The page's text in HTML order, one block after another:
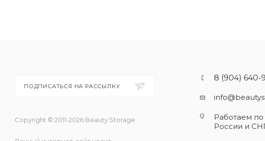
ПОДПИСАТЬСЯ НА РАССЫЛКУ
Copyright © 2011-2026 Beauty Storage
8 (904) 640-
Работаем по
России и